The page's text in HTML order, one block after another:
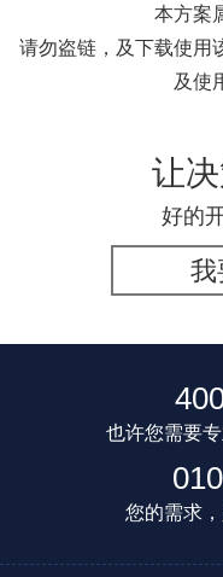
本方案
请勿盗链，及下载使用
及使
让
好的
我
也许您需要
您的需求